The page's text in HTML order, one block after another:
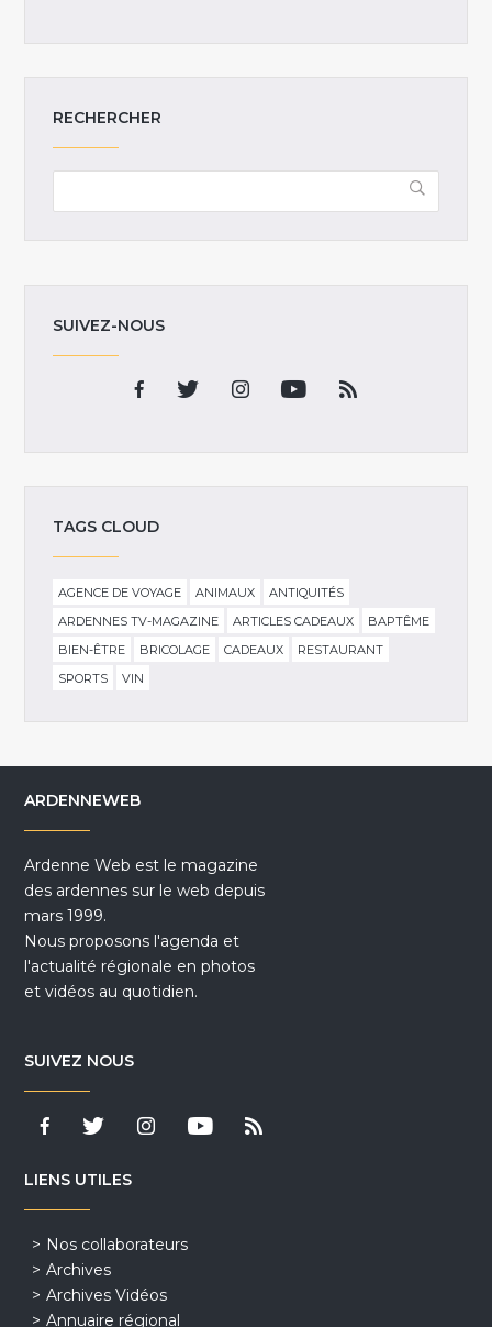
RECHERCHER
SUIVEZ-NOUS
TAGS CLOUD
AGENCE DE VOYAGE ANIMAUX
ANTIQUITÉS
ARDENNES TV-MAGAZINE
ARTICLES CADEAUX
BAPTÊME
BIEN-ÊTRE
BRICOLAGE CADEAUX
RESTAURANT
SPORTS
VIN
ARDENNEWEB
Ardenne Web est le magazine
des ardennes sur le web depuis
mars 1999.
Nous proposons l'agenda et
l'actualité régionale en photos
et vidéos au quotidien.
SUIVEZ NOUS
LIENS UTILES
Nos collaborateurs
Archives
Archives Vidéos
Annuaire régional